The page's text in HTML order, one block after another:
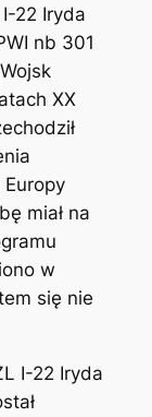
22 Iryda
nb 301
XX
miał na
w
się nie
I-22 Iryda